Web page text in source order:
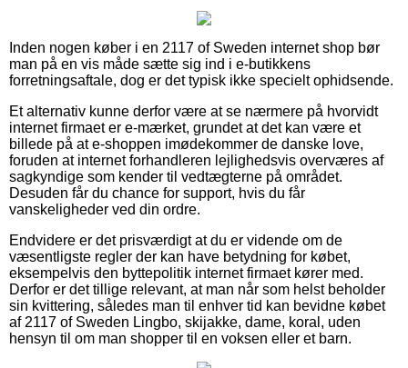
Inden nogen køber i en 2117 of Sweden internet shop bør
man på en vis måde sætte sig ind i e-butikkens
forretningsaftale, dog er det typisk ikke specielt ophidsende.
Et alternativ kunne derfor være at se nærmere på hvorvidt
internet firmaet er e-mærket, grundet at det kan være et
billede på at e-shoppen imødekommer de danske love,
foruden at internet forhandleren lejlighedsvis overværes af
sagkyndige som kender til vedtægterne på området.
Desuden får du chance for support, hvis du får
vanskeligheder ved din ordre.
Endvidere er det prisværdigt at du er vidende om de
væsentligste regler der kan have betydning for købet,
eksempelvis den byttepolitik internet firmaet kører med.
Derfor er det tillige relevant, at man når som helst beholder
sin kvittering, således man til enhver tid kan bevidne købet
af 2117 of Sweden Lingbo, skijakke, dame, koral, uden
hensyn til om man shopper til en voksen eller et barn.